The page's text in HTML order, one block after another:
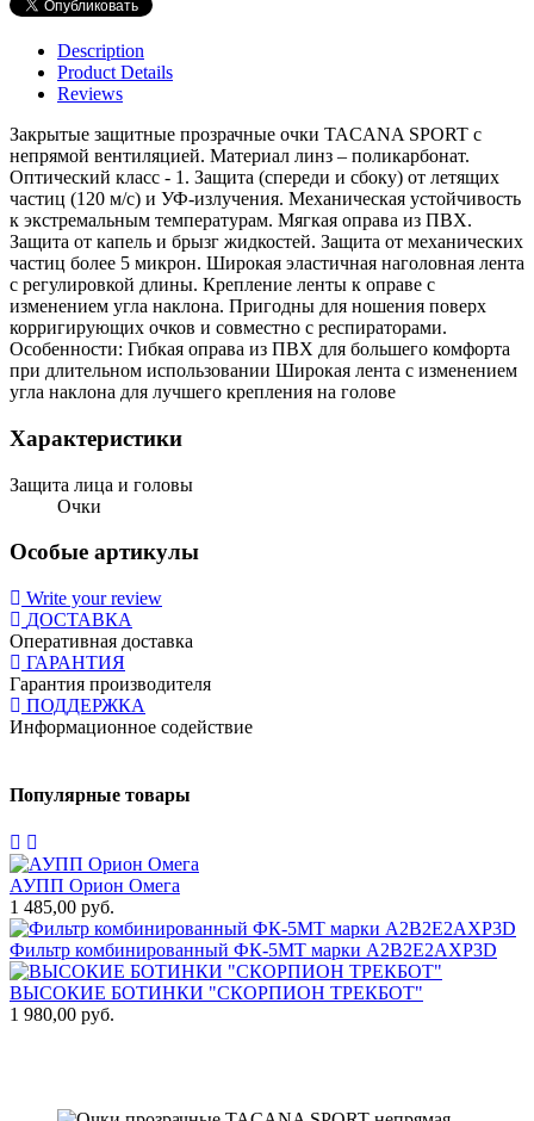
Description
Product Details
Reviews
Закрытые защитные прозрачные очки TACANA SPORT с
непрямой вентиляцией. Материал линз – поликарбонат.
Оптический класс - 1. Защита (спереди и сбоку) от летящих
частиц (120 м/с) и УФ-излучения. Механическая устойчивость
к экстремальным температурам. Мягкая оправа из ПВХ.
Защита от капель и брызг жидкостей. Защита от механических
частиц более 5 микрон. Широкая эластичная наголовная лента
с регулировкой длины. Крепление ленты к оправе с
изменением угла наклона. Пригодны для ношения поверх
корригирующих очков и совместно с респираторами.
Особенности: Гибкая оправа из ПВХ для большего комфорта
при длительном использовании Широкая лента с изменением
угла наклона для лучшего крепления на голове
Характеристики
Защита лица и головы
Очки
Особые артикулы
Write your review
ДОСТАВКА
Оперативная доставка
ГАРАНТИЯ
Гарантия производителя
ПОДДЕРЖКА
Информационное содействие
Популярные товары
АУПП Орион Омега
1 485,00 руб.
Фильтр комбинированный ФК-5МТ марки А2В2Е2АХР3D
ВЫСОКИЕ БОТИНКИ "СКОРПИОН ТРЕКБОТ"
1 980,00 руб.